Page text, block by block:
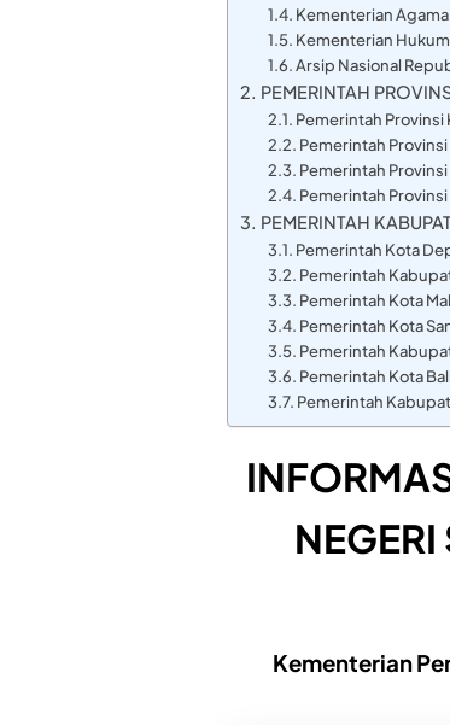
Kementerian
Kementerian
Arsip Nasional
PEMERINTAH
Pemerintah Provinsi
Pemerintah Provinsi
Pemerintah
Pemerintah
PEMERINTAH
Pemerintah Kota
Pemerintah
Pemerintah Kota
Pemerintah Kota
Pemerintah
Pemerintah Kota
Pemerintah
Kementerian